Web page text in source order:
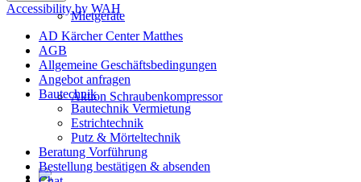
Mietgeräte
Aktion Schraubenkompressor
Accessibility by WAH
AD Kärcher Center Matthes
AGB
Allgemeine Geschäftsbedingungen
Angebot anfragen
Bautechnik
Bautechnik Vermietung
Estrichtechnik
Putz & Mörteltechnik
Beratung Vorführung
Bestellung bestätigen & absenden